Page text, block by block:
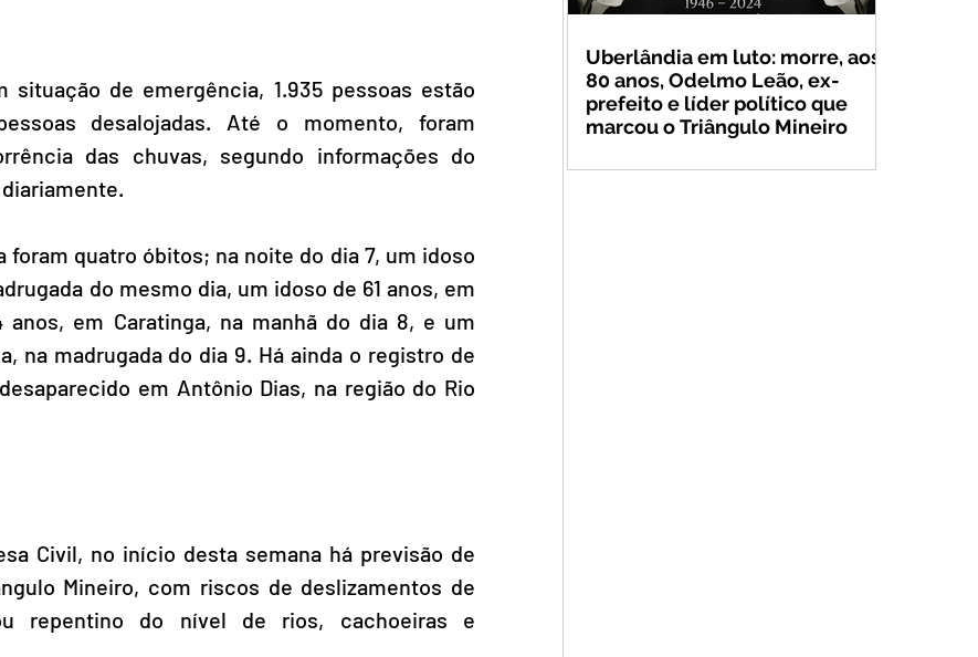
situação de emergência, 1.935 pessoas estão
desalojadas. Até o momento, foram
das chuvas, segundo informações do
quatro óbitos; na noite do dia 7, um idoso
do mesmo dia, um idoso de 61 anos, em
anos, em Caratinga, na manhã do dia 8, e um
na madrugada do dia 9. Há ainda o registro de
em Antônio Dias, na região do Rio
Civil, no início desta semana há previsão de
Mineiro, com riscos de deslizamentos de
repentino do nível de rios, cachoeiras e
Uberlândia em luto: morre, aos
80 anos, Odelmo Leão, ex-
prefeito e líder político que
marcou o Triângulo Mineiro